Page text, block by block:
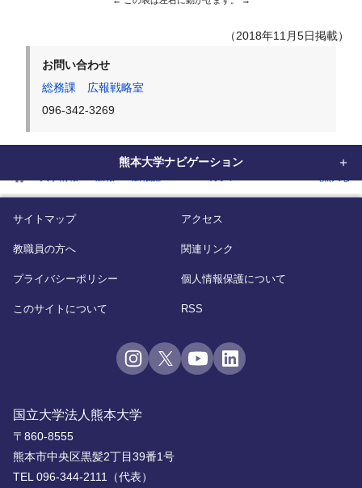
home
（2018年11月5日掲載）
お問い合わせ
総務課 広報戦略室
096-342-3269
熊本大学ナビゲーション
国立大学法人熊本大学
〒860-8555
熊本市中央区黒髪2丁目39番1号
TEL 096-344-2111（代表）
サイトマップ アクセス
教職員の方へ 関連リンク
プライバシーポリシー 個人情報保護について
このサイトについて RSS